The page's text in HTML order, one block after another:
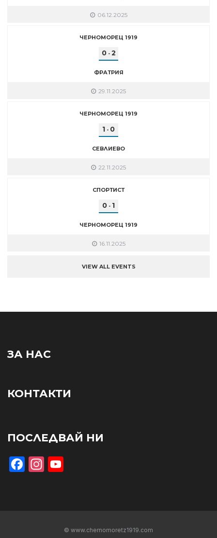
06.12.2025
ЧЕРНОМОРЕЦ 1919
0- 2
ФРАТРИЯ
29.11.2025
ЧЕРНОМОРЕЦ 1919
1 - 0
СЕВЛИЕВО
22.11.2025
СПОРТИСТ
0 - 1
ЧЕРНОМОРЕЦ 1919
16.11.2025
VIEW ALL EVENTS
ЗА НАС
КОНТАКТИ
ПОСЛЕДВАЙ НИ
Facebook
Instagram
© www.chernomoretz1919.com